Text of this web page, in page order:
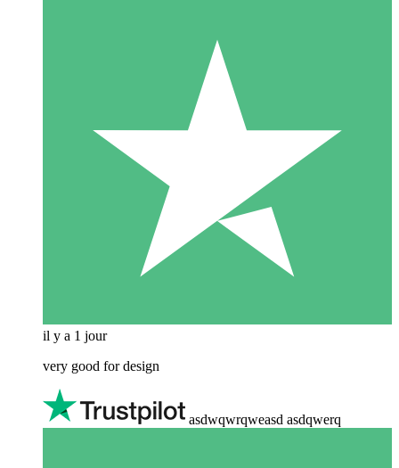
il y a 1 jour
very good for design
asdwqwrqweasd asdqwerq